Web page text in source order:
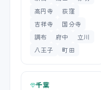
高円寺
荻窪
吉祥寺
国分寺
調布
府中
立川
八王子
町田
千葉